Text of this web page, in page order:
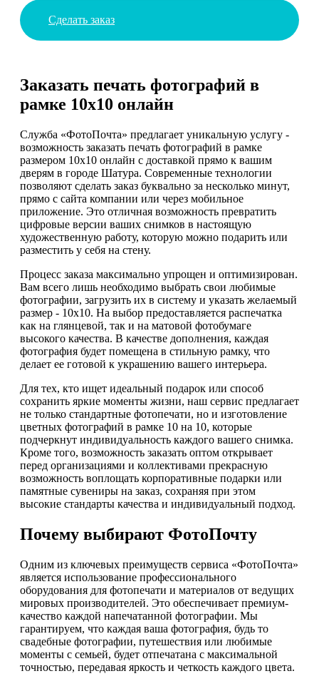
Сделать заказ
Заказать печать фотографий в
рамке 10х10 онлайн
Служба «ФотоПочта» предлагает уникальную услугу -
возможность заказать печать фотографий в рамке
размером 10х10 онлайн с доставкой прямо к вашим
дверям в городе Шатура. Современные технологии
позволяют сделать заказ буквально за несколько минут,
прямо с сайта компании или через мобильное
приложение. Это отличная возможность превратить
цифровые версии ваших снимков в настоящую
художественную работу, которую можно подарить или
разместить у себя на стену.
Процесс заказа максимально упрощен и оптимизирован.
Вам всего лишь необходимо выбрать свои любимые
фотографии, загрузить их в систему и указать желаемый
размер - 10х10. На выбор предоставляется распечатка
как на глянцевой, так и на матовой фотобумаге
высокого качества. В качестве дополнения, каждая
фотография будет помещена в стильную рамку, что
делает ее готовой к украшению вашего интерьера.
Для тех, кто ищет идеальный подарок или способ
сохранить яркие моменты жизни, наш сервис предлагает
не только стандартные фотопечати, но и изготовление
цветных фотографий в рамке 10 на 10, которые
подчеркнут индивидуальность каждого вашего снимка.
Кроме того, возможность заказать оптом открывает
перед организациями и коллективами прекрасную
возможность воплощать корпоративные подарки или
памятные сувениры на заказ, сохраняя при этом
высокие стандарты качества и индивидуальный подход.
Почему выбирают ФотоПочту
Одним из ключевых преимуществ сервиса «ФотоПочта»
является использование профессионального
оборудования для фотопечати и материалов от ведущих
мировых производителей. Это обеспечивает премиум-
качество каждой напечатанной фотографии. Мы
гарантируем, что каждая ваша фотография, будь то
свадебные фотографии, путешествия или любимые
моменты с семьей, будет отпечатана с максимальной
точностью, передавая яркость и четкость каждого цвета.